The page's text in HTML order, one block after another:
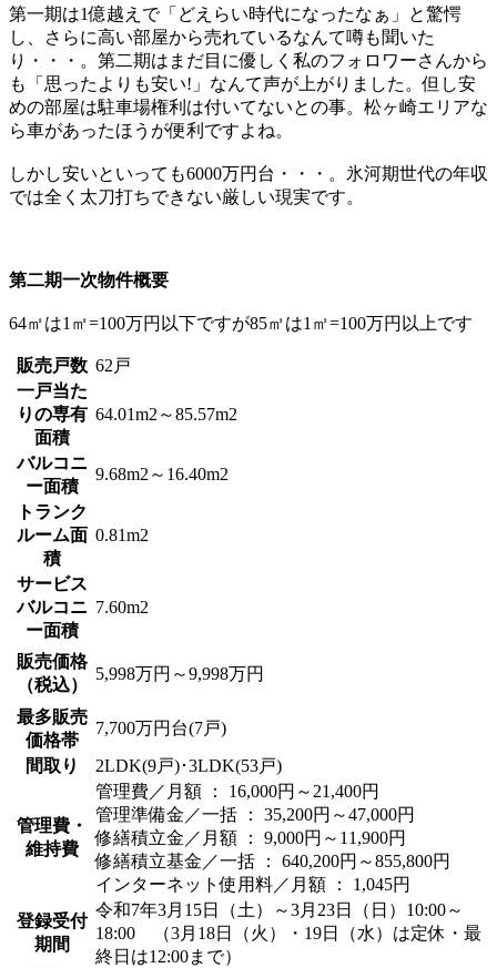
第一期は1億越えで「どえらい時代になったなぁ」と驚愕
し、さらに高い部屋から売れているなんて噂も聞いた
り・・・。第二期はまだ目に優しく私のフォロワーさんから
も「思ったよりも安い!」なんて声が上がりました。但し安
めの部屋は駐車場権利は付いてないとの事。松ヶ崎エリアな
ら車があったほうが便利ですよね。
しかし安いといっても6000万円台・・・。氷河期世代の年収
では全く太刀打ちできない厳しい現実です。
第二期一次物件概要
64㎡は1㎡=100万円以下ですが85㎡は1㎡=100万円以上です
販売戸数 62戸
一戸当た
りの専有
面積
64.01m2～85.57m2
バルコニ
ー面積
9.68m2～16.40m2
トランク
ルーム面
積
0.81m2
サービス
バルコニ
ー面積
7.60m2
販売価格
（税込）
5,998万円～9,998万円
最多販売
価格帯
7,700万円台(7戸)
間取り
2LDK(9戸)･3LDK(53戸)
管理費・
維持費
管理費／月額 ： 16,000円～21,400円
管理準備金／一括 ： 35,200円～47,000円
修繕積立金／月額 ： 9,000円～11,900円
修繕積立基金／一括 ： 640,200円～855,800円
インターネット使用料／月額 ： 1,045円
登録受付
期間
令和7年3月15日（土）～3月23日（日）10:00～
18:00 （3月18日（火）・19日（水）は定休・最
終日は12:00まで）